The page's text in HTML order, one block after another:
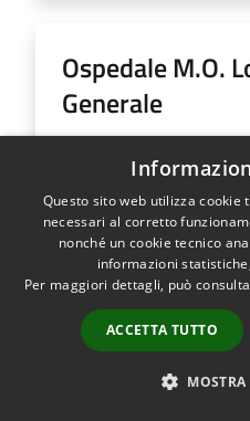
Ospedale M.O.
Generale
IndirizzoVia
Ospedale M.O.
LEGGI DI PIÙ
Ospedale SS
Questo sito web utilizza
necessari al corretto
nonché un cookie tecnico
informazioni
Per maggiori dettagli, può
ACCETTA TUTTO